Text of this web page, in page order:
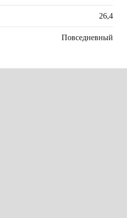
26,4
Повседневный